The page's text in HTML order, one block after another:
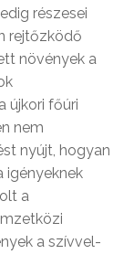
részesei
rejtőzködő
növények a
újkori főúri
nem
nyújt, hogyan
igényeknek
a
a szívvel-